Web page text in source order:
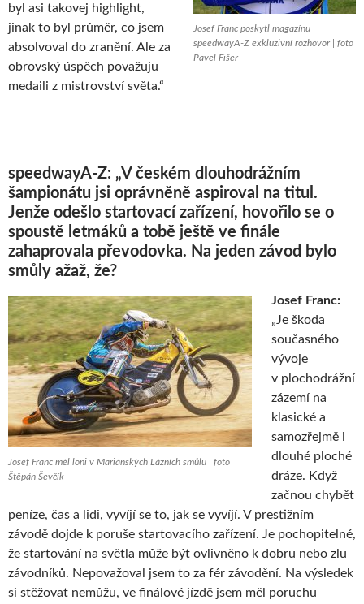
Josef Franc poskytl magazínu
speedwayA-Z exkluzivní rozhovor | foto
Pavel Fišer
byl asi takovej highlight,
jinak to byl průměr, co jsem
absolvoval do zranění. Ale za
obrovský úspěch považuju
medaili z mistrovství světa.“
speedwayA-Z: „V českém dlouhodrážním
šampionátu jsi oprávněně aspiroval na titul.
Jenže odešlo startovací zařízení, hovořilo se o
spoustě letmáků a tobě ještě ve finále
zahaprovala převodovka. Na jeden závod bylo
smůly ažaž, že?
Josef Franc měl loni v Mariánských Lázních smůlu | foto
Štěpán Ševčík
Josef Franc:
„Je škoda
současného
vývoje
v plochodrážní
zázemí na
klasické a
samozřejmě i
dlouhé ploché
dráze. Když
začnou chybět
peníze, čas a lidi, vyvíjí se to, jak se vyvíjí. V prestižním
závodě dojde k poruše startovacího zařízení. Je pochopitelné,
že startování na světla může být ovlivněno k dobru nebo zlu
závodníků. Nepovažoval jsem to za fér závodění. Na výsledek
si stěžovat nemůžu, ve finálové jízdě jsem měl poruchu